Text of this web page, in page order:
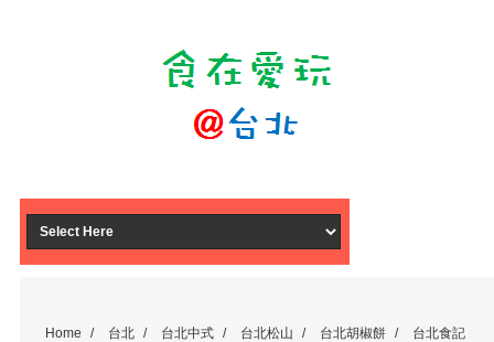
Home / 台北 / 台北中式 / 台北松山 / 台北胡椒餅 /
台北食記